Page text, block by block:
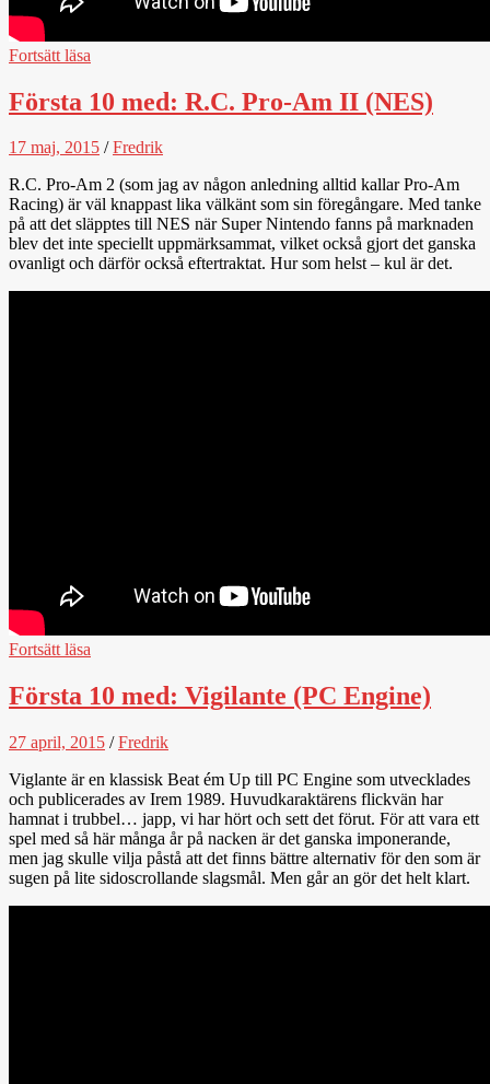
Fortsätt läsa
Första 10 med: R.C. Pro-Am II (NES)
17 maj, 2015 /Fredrik
R.C. Pro-Am 2 (som jag av någon anledning alltid kallar Pro-Am
Racing) är väl knappast lika välkänt som sin föregångare. Med tanke
på att det släpptes till NES när Super Nintendo fanns på marknaden
blev det inte speciellt uppmärksammat, vilket också gjort det ganska
ovanligt och därför också eftertraktat. Hur som helst – kul är det.
Fortsätt läsa
Första 10 med: Vigilante (PC Engine)
27 april, 2015 /Fredrik
Viglante är en klassisk Beat ém Up till PC Engine som utvecklades
och publicerades av Irem 1989. Huvudkaraktärens flickvän har
hamnat i trubbel… japp, vi har hört och sett det förut. För att vara ett
spel med så här många år på nacken är det ganska imponerande,
men jag skulle vilja påstå att det finns bättre alternativ för den som är
sugen på lite sidoscrollande slagsmål. Men går an gör det helt klart.